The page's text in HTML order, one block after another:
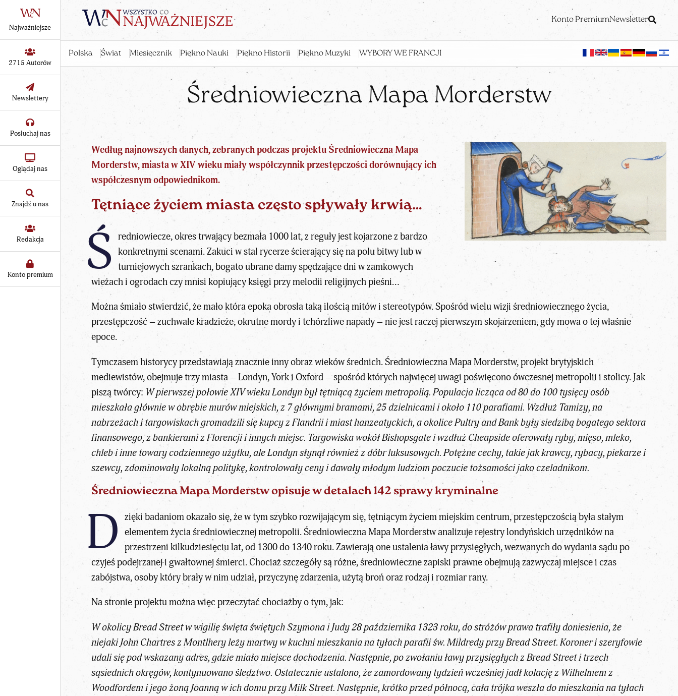
Konto PremiumNewsletter
Polska Świat Miesięcznik Piękno Nauki Piękno Historii Piękno Muzyki WYBORY WE FRANCJI
Najważniejsze
2715 Autorów
Newslettery
Posłuchaj nas
Oglądaj nas
Znajdź u nas
Redakcja
Konto premium
Średniowieczna Mapa Morderstw
Według najnowszych danych, zebranych podczas projektu Średniowieczna Mapa
Morderstw, miasta w XIV wieku miały współczynnik przestępczości dorównujący ich
współczesnym odpowiednikom.
Tętniące życiem miasta często spływały krwią…
Ś redniowiecze, okres trwający bezmała 1000 lat, z reguły jest kojarzone z bardzo
konkretnymi scenami. Zakuci w stal rycerze ścierający się na polu bitwy lub w
turniejowych szrankach, bogato ubrane damy spędzające dni w zamkowych
wieżach i ogrodach czy mnisi kopiujący księgi przy melodii religijnych pieśni…
Można śmiało stwierdzić, że mało która epoka obrosła taką ilością mitów i stereotypów. Spośród wielu wizji średniowiecznego życia,
przestępczość – zuchwałe kradzieże, okrutne mordy i tchórzliwe napady – nie jest raczej pierwszym skojarzeniem, gdy mowa o tej właśnie
epoce.
Tymczasem historycy przedstawiają znacznie inny obraz wieków średnich. Średniowieczna Mapa Morderstw, projekt brytyjskich
mediewistów, obejmuje trzy miasta – Londyn, York i Oxford – spośród których najwięcej uwagi poświęcono ówczesnej metropolii i stolicy. Jak
piszą twórcy: W pierwszej połowie XIV wieku Londyn był tętniącą życiem metropolią. Populacja licząca od 80 do 100 tysięcy osób
mieszkała głównie w obrębie murów miejskich, z 7 głównymi bramami, 25 dzielnicami i około 110 parafiami. Wzdłuż Tamizy, na
nabrzeżach i targowiskach gromadzili się kupcy z Flandrii i miast hanzeatyckich, a okolice Pultry and Bank były siedzibą bogatego sektora
finansowego, z bankierami z Florencji i innych miejsc. Targowiska wokół Bishopsgate i wzdłuż Cheapside oferowały ryby, mięso, mleko,
chleb i inne towary codziennego użytku, ale Londyn słynął również z dóbr luksusowych. Potężne cechy, takie jak krawcy, rybacy, piekarze i
szewcy, zdominowały lokalną politykę, kontrolowały ceny i dawały młodym ludziom poczucie tożsamości jako czeladnikom.
Średniowieczna Mapa Morderstw opisuje w detalach 142 sprawy kryminalne
D zięki badaniom okazało się, że w tym szybko rozwijającym się, tętniącym życiem miejskim centrum, przestępczością była stałym
elementem życia średniowiecznej metropolii. Średniowieczna Mapa Morderstw analizuje rejestry londyńskich urzędników na
przestrzeni kilkudziesięciu lat, od 1300 do 1340 roku. Zawierają one ustalenia ławy przysięgłych, wezwanych do wydania sądu po
czyjeś podejrzanej i gwałtownej śmierci. Chociaż szczegóły są różne, średniowieczne zapiski prawne obejmują zazwyczaj miejsce i czas
zabójstwa, osoby który brały w nim udział, przyczynę zdarzenia, użytą broń oraz rodzaj i rozmiar rany.
Na stronie projektu można więc przeczytać chociażby o tym, jak:
W okolicy Bread Street w wigilię święta świętych Szymona i Judy 28 października 1323 roku, do stróżów prawa trafiły doniesienia, że
niejaki John Chartres z Montlhery leży martwy w kuchni mieszkania na tyłach parafii św. Mildredy przy Bread Street. Koroner i szeryfowie
udali się pod wskazany adres, gdzie miało miejsce dochodzenia. Następnie, po zwołaniu ławy przysięgłych z Bread Street i trzech
sąsiednich okręgów, kontynuowano śledztwo. Ostatecznie ustalono, że zamordowany tydzień wcześniej jadł kolację z Wilhelmem z
Woodfordem i jego żoną Joanną w ich domu przy Milk Street. Następnie, krótko przed północą, cała trójka weszła do mieszkania na tyłach